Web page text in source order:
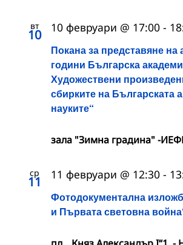
вт
10
Покана за представяне на
години Българска
Художествени
сбирките на Българската
науките“
10 февруари @ 17:00 -
зала "Зимна градина" -
ср
11
Фотодокументална
и Първата световна
11 февруари @ 12:30 -